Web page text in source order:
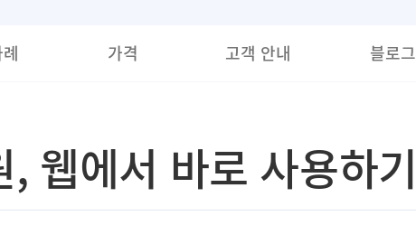
가격 고객 안내 블로그
웹에서 바로 사용하기